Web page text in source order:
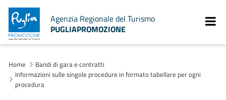
Agenzia Regionale del Turismo
PUGLIAPROMOZIONE
Home
Bandi di gara e contratti
Informazioni sulle singole procedure in formato tabellare per ogni
procedura